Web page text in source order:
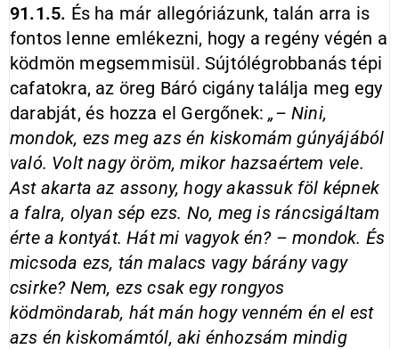
91.1.5. És ha már allegóriázunk, talán arra is
fontos lenne emlékezni, hogy a regény végén a
ködmön megsemmisül. Sújtólégrobbanás tépi
cafatokra, az öreg Báró cigány találja meg egy
darabját, és hozza el Gergőnek:„– Nini,
mondok, ezs meg azs én kiskomám gúnyájából
való. Volt nagy öröm, mikor hazsaértem vele.
Ast akarta az assony, hogy akassuk föl képnek
a falra, olyan sép ezs. No, meg is ráncsigáltam
érte a kontyát. Hát mi vagyok én? – mondok. És
micsoda ezs, tán malacs vagy bárány vagy
csirke? Nem, ezs csak egy rongyos
ködmöndarab, hát mán hogy venném én el est
azs én kiskomámtól, aki énhozsám mindig